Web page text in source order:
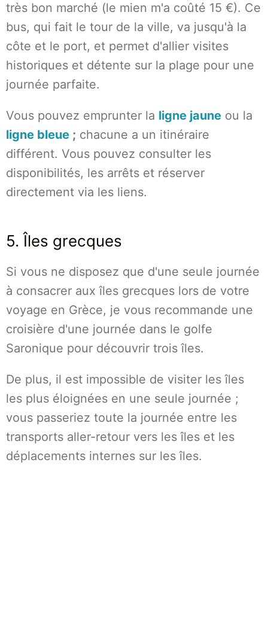
très bon marché (le mien m'a coûté 15 €). Ce
bus, qui fait le tour de la ville, va jusqu'à la
côte et le port, et permet d'allier visites
historiques et détente sur la plage pour une
journée parfaite.
Vous pouvez emprunter la ligne jaune ou la
ligne bleue ; chacune a un itinéraire
différent. Vous pouvez consulter les
disponibilités, les arrêts et réserver
directement via les liens.
5. Îles grecques
Si vous ne disposez que d'une seule journée
à consacrer aux îles grecques lors de votre
voyage en Grèce, je vous recommande une
croisière d'une journée dans le golfe
Saronique pour découvrir trois îles.
De plus, il est impossible de visiter les îles
les plus éloignées en une seule journée ;
vous passeriez toute la journée entre les
transports aller-retour vers les îles et les
déplacements internes sur les îles.